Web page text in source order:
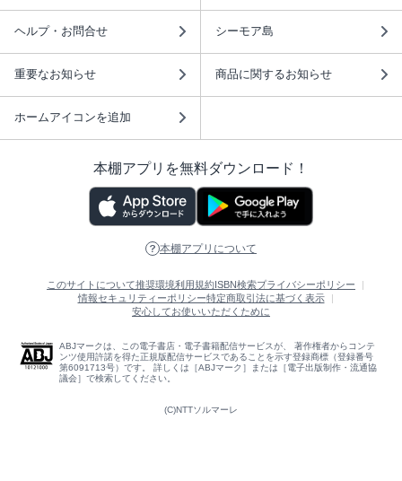
ヘルプ・お問合せ シーモア島
重要なお知らせ 商品に関するお知らせ
ホームアイコンを追加
本棚アプリを無料ダウンロード！
本棚アプリについて
このサイトについて推奨環境利用規約ISBN検索プライバシーポリシー
情報セキュリティーポリシー特定商取引法に基づく表示
安心してお使いいただくために
ABJマークは、この電子書店・電子書籍配信サービスが、 著作権者からコンテ
ンツ使用許諾を得た正規版配信サービスであることを示す登録商標（登録番号
第6091713号）です。 詳しくは［ABJマーク］または［電子出版制作・流通協
議会］で検索してください。
(C)NTTソルマーレ